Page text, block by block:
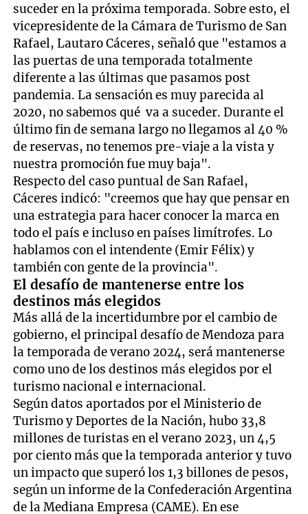
suceder en la próxima temporada. Sobre esto, el
vicepresidente de la Cámara de Turismo de San
Rafael, Lautaro Cáceres, señaló que "estamos a
las puertas de una temporada totalmente
diferente a las últimas que pasamos post
pandemia. La sensación es muy parecida al
2020, no sabemos qué va a suceder. Durante el
último fin de semana largo no llegamos al 40 %
de reservas, no tenemos pre-viaje a la vista y
nuestra promoción fue muy baja".
Respecto del caso puntual de San Rafael,
Cáceres indicó: "creemos que hay que pensar en
una estrategia para hacer conocer la marca en
todo el país e incluso en países limítrofes. Lo
hablamos con el intendente (Emir Félix) y
también con gente de la provincia".
El desafío de mantenerse entre los
destinos más elegidos
Más allá de la incertidumbre por el cambio de
gobierno, el principal desafío de Mendoza para
la temporada de verano 2024, será mantenerse
como uno de los destinos más elegidos por el
turismo nacional e internacional.
Según datos aportados por el Ministerio de
Turismo y Deportes de la Nación, hubo 33,8
millones de turistas en el verano 2023, un 4,5
por ciento más que la temporada anterior y tuvo
un impacto que superó los 1,3 billones de pesos,
según un informe de la Confederación Argentina
de la Mediana Empresa (CAME). En ese